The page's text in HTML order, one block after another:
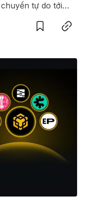
tự do tới
SaveCopy link